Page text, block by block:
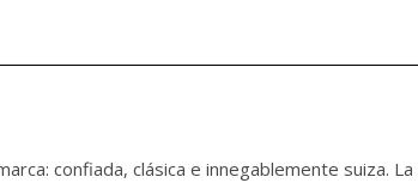
confiada, clásica e innegablemente suiza. La